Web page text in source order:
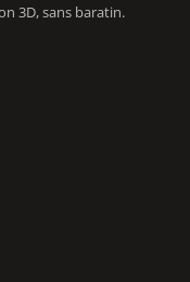
3D, sans baratin.